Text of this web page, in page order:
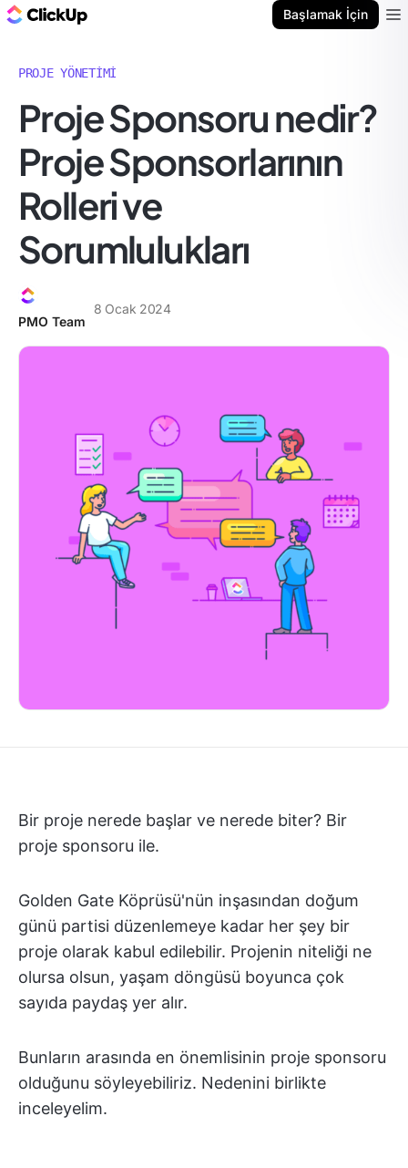
Başlamak İçin
PROJE YÖNETIMI
Proje Sponsoru nedir?
Proje Sponsorlarının
Rolleri ve
Sorumlulukları
PMO Team
8 Ocak 2024
Bir proje nerede başlar ve nerede biter? Bir
proje sponsoru ile.
Golden Gate Köprüsü'nün inşasından doğum
günü partisi düzenlemeye kadar her şey bir
proje olarak kabul edilebilir. Projenin niteliği ne
olursa olsun, yaşam döngüsü boyunca çok
sayıda paydaş yer alır.
Bunların arasında en önemlisinin proje sponsoru
olduğunu söyleyebiliriz. Nedenini birlikte
inceleyelim.